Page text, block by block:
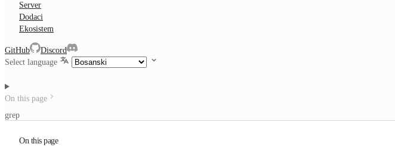
Server
Dodaci
Ekosistem
GitHub
Discord
Select language
On this page
grep
On this page